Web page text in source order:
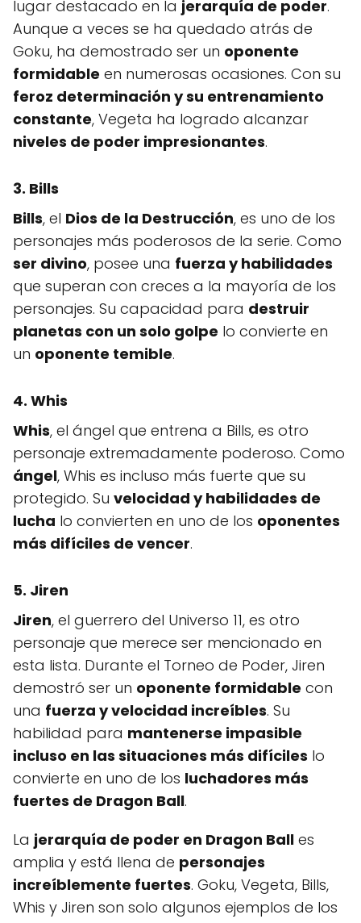
lugar destacado en la jerarquía de poder.
Aunque a veces se ha quedado atrás de
Goku, ha demostrado ser un oponente
formidable en numerosas ocasiones. Con su
feroz determinación y su entrenamiento
constante, Vegeta ha logrado alcanzar
niveles de poder impresionantes.
3. Bills
Bills, el Dios de la Destrucción, es uno de los
personajes más poderosos de la serie. Como
ser divino, posee una fuerza y habilidades
que superan con creces a la mayoría de los
personajes. Su capacidad para destruir
planetas con un solo golpe lo convierte en
un oponente temible.
4. Whis
Whis, el ángel que entrena a Bills, es otro
personaje extremadamente poderoso. Como
ángel, Whis es incluso más fuerte que su
protegido. Su velocidad y habilidades de
lucha lo convierten en uno de los oponentes
más difíciles de vencer.
5. Jiren
Jiren, el guerrero del Universo 11, es otro
personaje que merece ser mencionado en
esta lista. Durante el Torneo de Poder, Jiren
demostró ser un oponente formidable con
una fuerza y velocidad increíbles. Su
habilidad para mantenerse impasible
incluso en las situaciones más difíciles lo
convierte en uno de los luchadores más
fuertes de Dragon Ball.
La jerarquía de poder en Dragon Ball es
amplia y está llena de personajes
increíblemente fuertes. Goku, Vegeta, Bills,
Whis y Jiren son solo algunos ejemplos de los